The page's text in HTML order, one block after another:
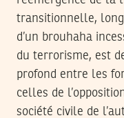
transitionnelle,
d’un brouhaha
du terrorisme, est
profond entre les
celles de
société civile de